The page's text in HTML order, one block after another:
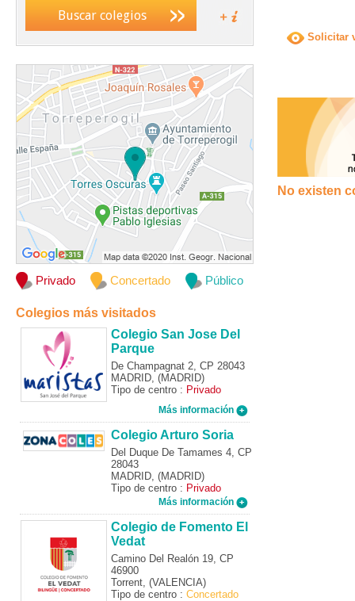
Buscar colegios
Privado Concertado Público
Colegios más visitados
Colegio San Jose Del
Parque
De Champagnat 2, CP 28043
MADRID, (MADRID)
Tipo de centro : Privado
Más información
Colegio Arturo Soria
Del Duque De Tamames 4, CP
28043
MADRID, (MADRID)
Tipo de centro : Privado
Más información
Colegio de Fomento El
Vedat
Camino Del Realón 19, CP
46900
Torrent, (VALENCIA)
Tipo de centro : Concertado
Solicitar
No existen